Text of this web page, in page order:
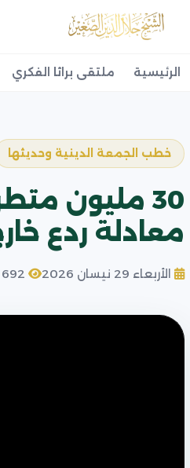
الرئيسية ملتقى براثا الفكري
خطب الجمعة الدينية وحديثها
30 مليون
معادلة ردع
الأربعاء 29 نيسان 2026